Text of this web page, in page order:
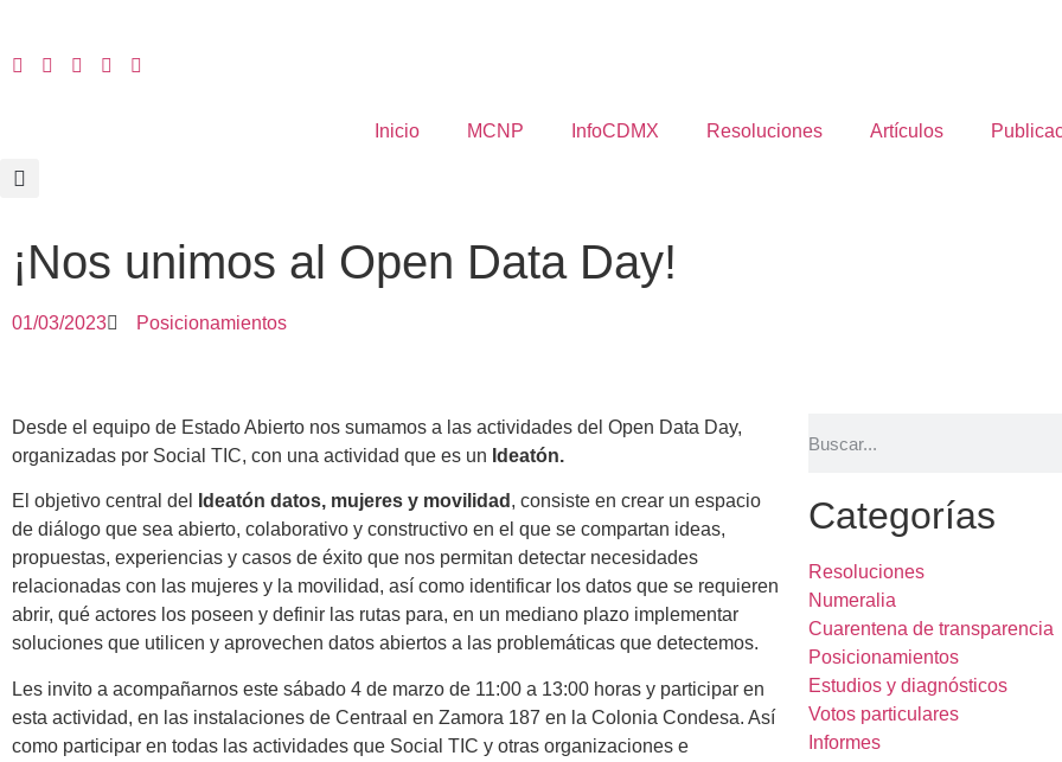
Inicio MCNP InfoCDMX Resoluciones Artículos
¡Nos unimos al Open Data Day!
01/03/2023 Posicionamientos
Desde el equipo de Estado Abierto nos sumamos a las actividades del Open Data Day,
organizadas por Social TIC, con una actividad que es un Ideatón.
El objetivo central del Ideatón datos, mujeres y movilidad , consiste en crear un espacio
de diálogo que sea abierto, colaborativo y constructivo en el que se compartan ideas,
propuestas, experiencias y casos de éxito que nos permitan detectar necesidades
relacionadas con las mujeres y la movilidad, así como identificar los datos que se requieren
abrir, qué actores los poseen y definir las rutas para, en un mediano plazo implementar
soluciones que utilicen y aprovechen datos abiertos a las problemáticas que detectemos.
Les invito a acompañarnos este sábado 4 de marzo de 11:00 a 13:00 horas y participar en
esta actividad, en las instalaciones de Centraal en Zamora 187 en la Colonia Condesa. Así
como participar en todas las actividades que Social TIC y otras organizaciones e
Categorías
Resoluciones
Numeralia
Cuarentena de transparencia
Posicionamientos
Estudios y diagnósticos
Votos particulares
Informes